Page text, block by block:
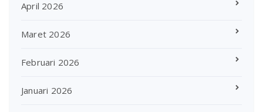
April 2026
Maret 2026
Februari 2026
Januari 2026